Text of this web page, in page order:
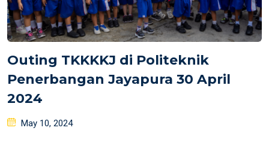
Outing TKKKKJ di Politeknik
Penerbangan Jayapura 30 April
2024
Posted
May 10, 2024